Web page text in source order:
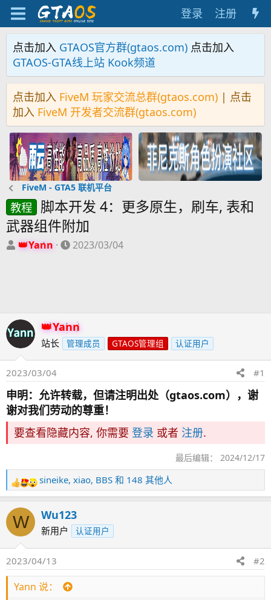
登录 注册
点击加入 GTAOS官方群(gtaos.com) 点击加入
GTAOS-GTA线上站 Kook频道
点击加入 FiveM 玩家交流总群(gtaos.com) | 点击
加入 FiveM 开发者交流群(gtaos.com)
FiveM - GTA5 联机平台
教程 脚本开发 4：更多原生，刷车, 表和
武器组件附加
主Yann
开
2023/03/04
Yann
站长 管理成员 GTAOS管理组 认证用户
2023/03/04 #1
申明：允许转载，但请注明出处（gtaos.com），谢
谢对我们劳动的尊重！
要查看隐藏内容, 你需要 登录 或者 注册.
最后编辑： 2024/12/17
反
馈
：
sineike, xiao, BBS 和 148 其他人
W Wu123
新用户 认证用户
2023/04/13 #2
Yann 说：